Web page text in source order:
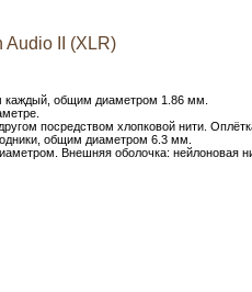
Audio II (XLR)
каждый, общим диаметром 1.86 мм.
посредством хлопковой нити.
общим диаметром 6.3 мм.
Внешняя оболочка: нейлоновая